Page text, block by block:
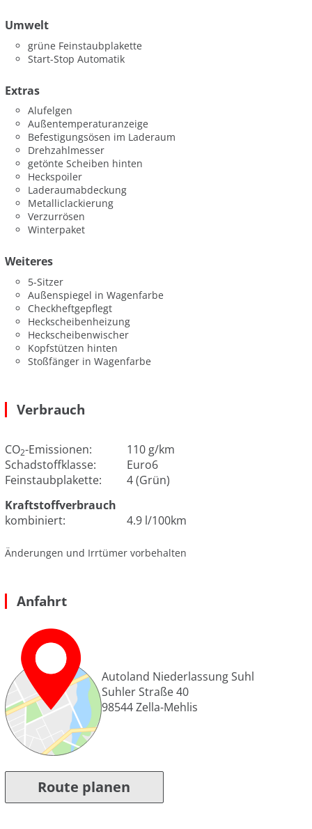
Umwelt
grüne Feinstaubplakette
Start-Stop Automatik
Extras
Alufelgen
Außentemperaturanzeige
Befestigungsösen im Laderaum
Drehzahlmesser
getönte Scheiben hinten
Heckspoiler
Laderaumabdeckung
Metalliclackierung
Verzurrösen
Winterpaket
Weiteres
5-Sitzer
Außenspiegel in Wagenfarbe
Checkheftgepflegt
Heckscheibenheizung
Heckscheibenwischer
Kopfstützen hinten
Stoßfänger in Wagenfarbe
Verbrauch
CO2-Emissionen:
110 g/km
Schadstoffklasse:
Euro6
Feinstaubplakette:
4 (Grün)
Kraftstoffverbrauch
kombiniert:
4.9 l/100km
Änderungen und Irrtümer vorbehalten
Anfahrt
Autoland Niederlassung Suhl
Suhler Straße 40
98544Zella-Mehlis
Route planen